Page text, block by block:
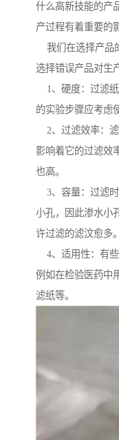
什么高新技能的产
产过程有着重要的
我们在选择产品
选择错误产品对生
1、硬度：过滤
的实验步骤应考虑
2、过滤效率：滤
影响着它的过滤效
也高。
3、容量：过滤
小孔，因此渗水小
许过滤的滤汶愈多。
4、适用性：有些
例如在检验医药中
滤纸等。